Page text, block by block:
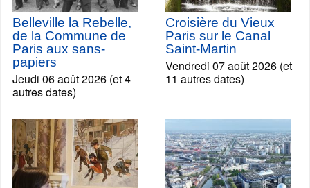
Belleville la Rebelle,
de la Commune de
Paris aux sans-
papiers
Jeudi 06 août 2026 (et 4
autres dates)
Croisière du Vieux
Paris sur le Canal
Saint-Martin
Vendredi 07 août 2026 (et
11 autres dates)